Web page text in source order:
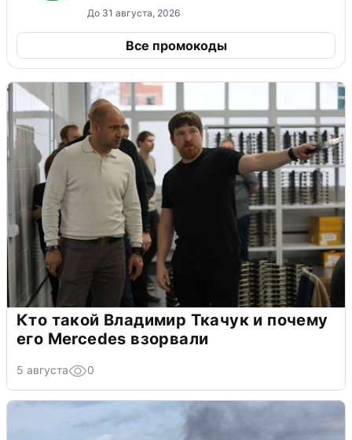
До 31 августа, 2026
Все промокоды
Кто такой Владимир Ткачук и почему
его Mercedes взорвали
5 августа 0